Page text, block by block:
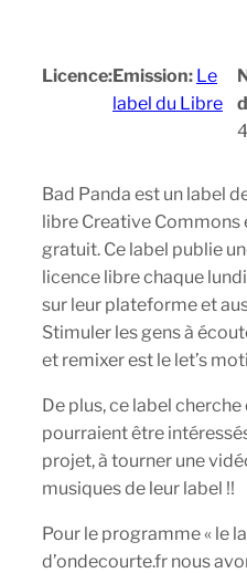
Licence:Emission: Le
label du Libre
4
Bad Panda est un label
libre Creative
gratuit. Ce label publie
licence libre chaque
sur leur plateforme et
Stimuler les gens à
et remixer est le let’s
De plus, ce label
pourraient être
projet, à tourner une
musiques de leur label !!
Pour le programme « le
d’ondecourte.fr nous